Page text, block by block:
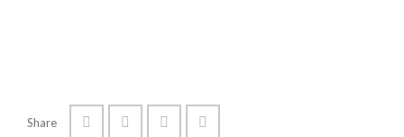
Share